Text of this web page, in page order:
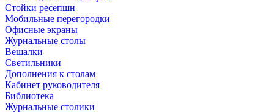
Стойки ресепшн
Мобильные перегородки
Офисные экраны
Журнальные столы
Вешалки
Светильники
Дополнения к столам
Кабинет руководителя
Библиотека
Журнальные столики